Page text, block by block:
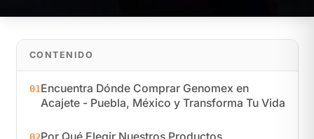
CONTENIDO
01Encuentra Dónde Comprar Genomex en
Acajete - Puebla, México y Transforma Tu Vida
02Por Qué Elegir Nuestros Productos